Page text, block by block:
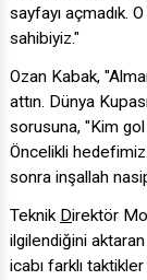
sayfayı açmadık.
sahibiyiz."
Ozan Kabak,
attın. Dünya
sorusuna, "Kim
Öncelikli
sonra inşallah
Teknik Direktör
ilgilendiğini
icabı farklı